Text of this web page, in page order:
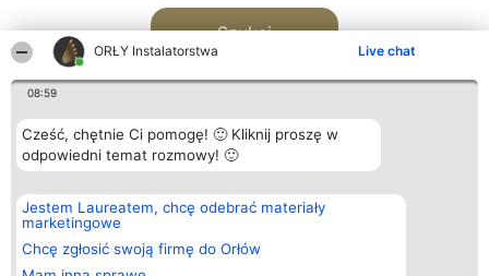
ORŁY Instalatorstwa Live chat
08:59
Cześć, chętnie Ci pomogę! 🙂 Kliknij proszę w
odpowiedni temat rozmowy! 🙂
Jestem Laureatem, chcę odebrać materiały
marketingowe
Chcę zgłosić swoją firmę do Orłów
Szukaj
Organizator plebiscytu
Bright Side Solutions sp. z o.
o. sp. k.
ul. Ruska 22
Wrocław 50-079
Plebiscyt
Laureaci
wszystkich
Laureatów
Kontakt
Kontakt